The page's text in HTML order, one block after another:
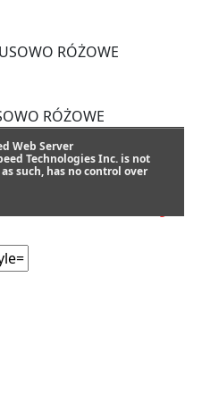
RÓŻOWE
+
(71.00zł)
Web Server
Technologies Inc. is not
such, has no control over